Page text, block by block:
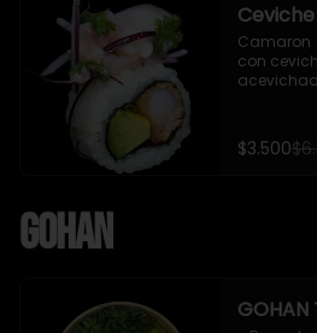
Camaron
con
$3.500
Gohan
GOHAN